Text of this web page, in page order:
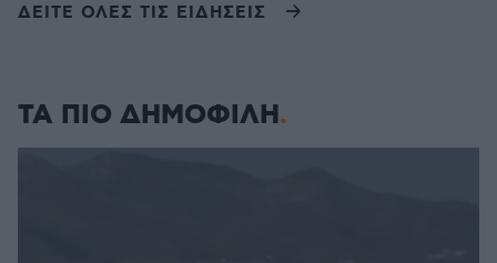
ΔΕΙΤΕ ΟΛΕΣ ΤΙΣ ΕΙΔΗΣΕΙΣ
ΤΑ ΠΙΟ ΔΗΜΟΦΙΛΗ